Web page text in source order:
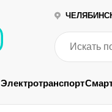
Электротранспорт